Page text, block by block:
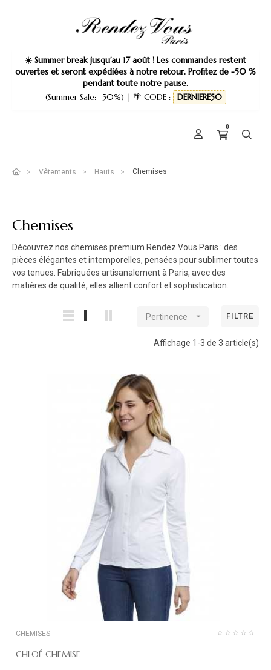
☀️ Summer break jusqu’au 17 août ! Les commandes restent
ouvertes et seront expédiées à notre retour. Profitez de -50 %
pendant toute notre pause.
(Summer Sale: -50%) | 🌴 CODE : DERNIERE50
Basculer la navigation
☰
0
Vêtements Hauts Chemises
Chemises
Découvrez nos chemises premium Rendez Vous Paris : des
pièces élégantes et intemporelles, pensées pour sublimer toutes
vos tenues. Fabriquées artisanalement à Paris, avec des
matières de qualité, elles allient confort et sophistication.
Pertinence  FILTRE
Affichage 1-3 de 3 article(s)
CHEMISES
CHLOÉ CHEMISE